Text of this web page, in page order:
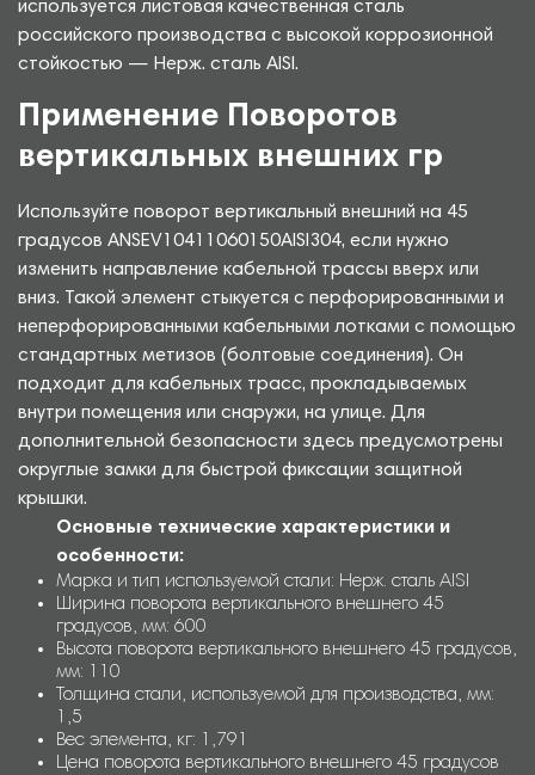
используется листовая качественная сталь
российского производства с высокой коррозионной
стойкостью — Нерж. сталь AISI.
Применение Поворотов
вертикальных внешних гр
Используйте поворот вертикальный внешний на 45
градусов ANSEV10411060150AISI304, если нужно
изменить направление кабельной трассы вверх или
вниз. Такой элемент стыкуется с перфорированными и
неперфорированными кабельными лотками с помощью
стандартных метизов (болтовые соединения). Он
подходит для кабельных трасс, прокладываемых
внутри помещения или снаружи, на улице. Для
дополнительной безопасности здесь предусмотрены
округлые замки для быстрой фиксации защитной
крышки.
Основные технические характеристики и
особенности:
Марка и тип используемой стали: Нерж. сталь AISI
Ширина поворота вертикального внешнего 45
градусов, мм: 600
Высота поворота вертикального внешнего 45 градусов,
мм: 110
Толщина стали, используемой для производства, мм:
1,5
Вес элемента, кг: 1,791
Цена поворота вертикального внешнего 45 градусов